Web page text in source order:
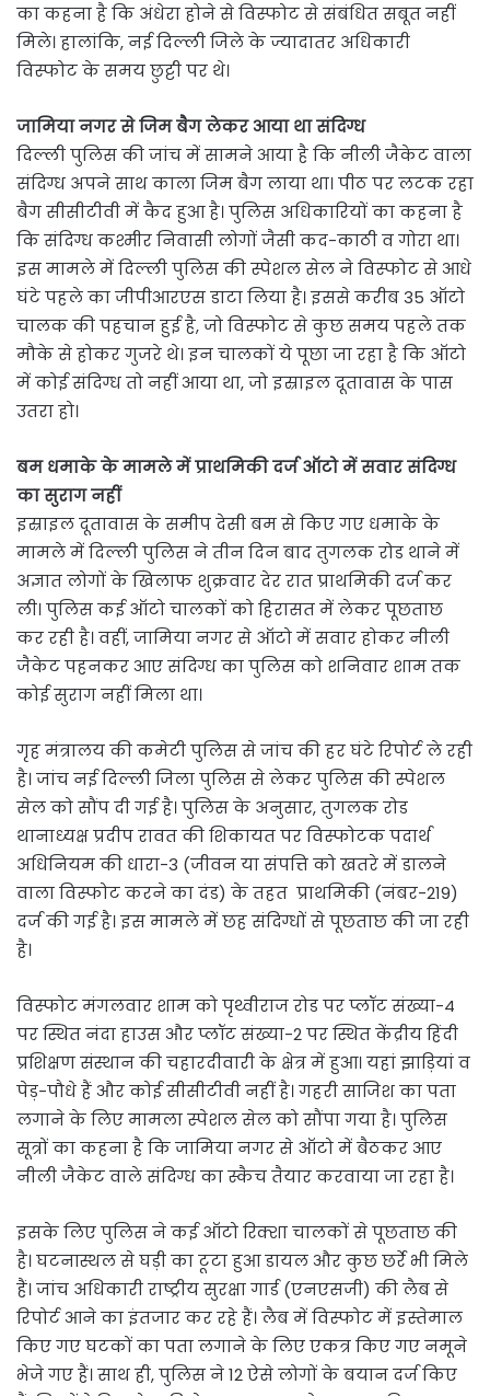
का कहना है कि अंधेरा होने से विस्फोट से संबंधित सबूत नहीं
मिले। हालांकि, नई दिल्ली जिले के ज्यादातर अधिकारी
विस्फोट के समय छुट्टी पर थे।
जामिया नगर से जिम बैग लेकर आया था संदिग्ध
दिल्ली पुलिस की जांच में सामने आया है कि नीली जैकेट वाला
संदिग्ध अपने साथ काला जिम बैग लाया था। पीठ पर लटक रहा
बैग सीसीटीवी में कैद हुआ है। पुलिस अधिकारियों का कहना है
कि संदिग्ध कश्मीर निवासी लोगों जैसी कद-काठी व गोरा था।
इस मामले में दिल्ली पुलिस की स्पेशल सेल ने विस्फोट से आधे
घंटे पहले का जीपीआरएस डाटा लिया है। इससे करीब 35 ऑटो
चालक की पहचान हुई है, जो विस्फोट से कुछ समय पहले तक
मौके से होकर गुजरे थे। इन चालकों ये पूछा जा रहा है कि ऑटो
में कोई संदिग्ध तो नहीं आया था, जो इस्राइल दूतावास के पास
उतरा हो।
बम धमाके के मामले में प्राथमिकी दर्ज ऑटो में सवार संदिग्ध
का सुराग नहीं
इस्राइल दूतावास के समीप देसी बम से किए गए धमाके के
मामले में दिल्ली पुलिस ने तीन दिन बाद तुगलक रोड थाने में
अज्ञात लोगों के खिलाफ शुक्रवार देर रात प्राथमिकी दर्ज कर
ली। पुलिस कई ऑटो चालकों को हिरासत में लेकर पूछताछ
कर रही है। वहीं, जामिया नगर से ऑटो में सवार होकर नीली
जैकेट पहनकर आए संदिग्ध का पुलिस को शनिवार शाम तक
कोई सुराग नहीं मिला था।
गृह मंत्रालय की कमेटी पुलिस से जांच की हर घंटे रिपोर्ट ले रही
है। जांच नई दिल्ली जिला पुलिस से लेकर पुलिस की स्पेशल
सेल को सौंप दी गई है। पुलिस के अनुसार, तुगलक रोड
थानाध्यक्ष प्रदीप रावत की शिकायत पर विस्फोटक पदार्थ
अधिनियम की धारा-3 (जीवन या संपत्ति को खतरे में डालने
वाला विस्फोट करने का दंड) के तहत प्राथमिकी (नंबर-219)
दर्ज की गई है। इस मामले में छह संदिग्धों से पूछताछ की जा रही
है।
विस्फोट मंगलवार शाम को पृथ्वीराज रोड पर प्लॉट संख्या-4
पर स्थित नंदा हाउस और प्लॉट संख्या-2 पर स्थित केंद्रीय हिंदी
प्रशिक्षण संस्थान की चहारदीवारी के क्षेत्र में हुआ। यहां झाड़ियां व
पेड़-पौधे हैं और कोई सीसीटीवी नहीं है। गहरी साजिश का पता
लगाने के लिए मामला स्पेशल सेल को सौंपा गया है। पुलिस
सूत्रों का कहना है कि जामिया नगर से ऑटो में बैठकर आए
नीली जैकेट वाले संदिग्ध का स्कैच तैयार करवाया जा रहा है।
इसके लिए पुलिस ने कई ऑटो रिक्शा चालकों से पूछताछ की
है। घटनास्थल से घड़ी का टूटा हुआ डायल और कुछ छर्रे भी मिले
हैं। जांच अधिकारी राष्ट्रीय सुरक्षा गार्ड (एनएसजी) की लैब से
रिपोर्ट आने का इंतजार कर रहे हैं। लैब में विस्फोट में इस्तेमाल
किए गए घटकों का पता लगाने के लिए एकत्र किए गए नमूने
भेजे गए हैं। साथ ही, पुलिस ने 12 ऐसे लोगों के बयान दर्ज किए